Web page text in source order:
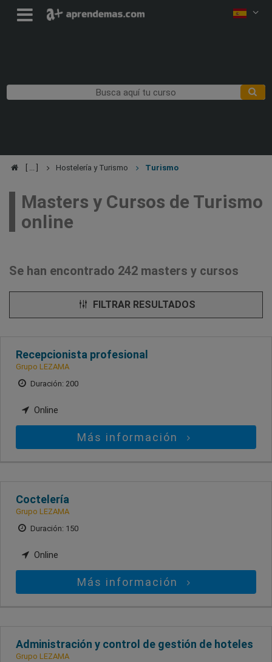
Hostelería y Turismo Turismo
Masters y Cursos de Turismo
online
Se han encontrado 242 masters y cursos
FILTRAR RESULTADOS
Recepcionista profesional
Grupo LEZAMA
Duración: 200
Online
Más información
Coctelería
Grupo LEZAMA
Duración: 150
Online
Más información
Administración y control de gestión de hoteles
Grupo LEZAMA